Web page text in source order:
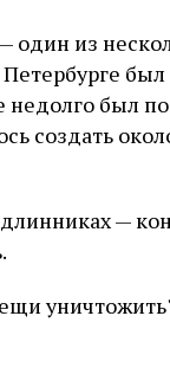
из
недолго был
создать
—